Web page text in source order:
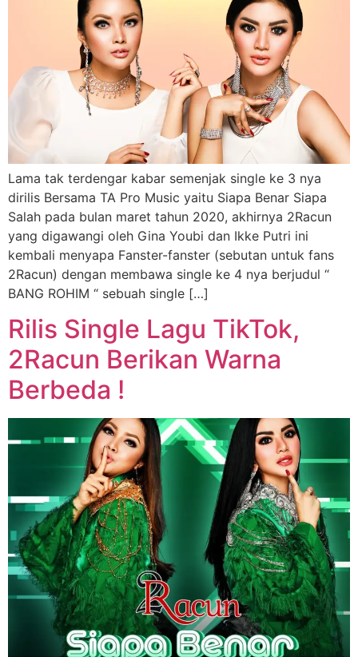
Lama tak terdengar kabar semenjak single ke 3 nya
dirilis Bersama TA Pro Music yaitu Siapa Benar Siapa
Salah pada bulan maret tahun 2020, akhirnya 2Racun
yang digawangi oleh Gina Youbi dan Ikke Putri ini
kembali menyapa Fanster-fanster (sebutan untuk fans
2Racun) dengan membawa single ke 4 nya berjudul “
BANG ROHIM “ sebuah single […]
Rilis Single Lagu TikTok,
2Racun Berikan Warna
Berbeda !